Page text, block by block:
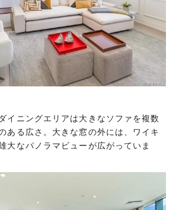
イニングエリアは大きなソファを複数
ある広さ。大きな窓の外には、ワイキ
大なパノラマビューが広がっていま